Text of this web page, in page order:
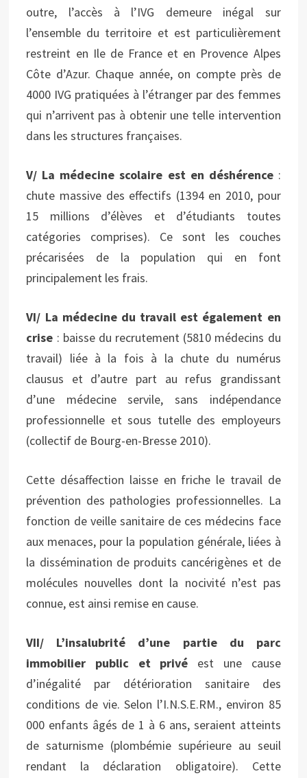
outre, l’accès à l’IVG demeure inégal sur
l’ensemble du territoire et est particulièrement
restreint en Ile de France et en Provence Alpes
Côte d’Azur. Chaque année, on compte près de
4000 IVG pratiquées à l’étranger par des femmes
qui n’arrivent pas à obtenir une telle intervention
dans les structures françaises.
V/ La médecine scolaire est en déshérence :
chute massive des effectifs (1394 en 2010, pour
15 millions d’élèves et d’étudiants toutes
catégories comprises). Ce sont les couches
précarisées de la population qui en font
principalement les frais.
VI/ La médecine du travail est également en
crise : baisse du recrutement (5810 médecins du
travail) liée à la fois à la chute du numérus
clausus et d’autre part au refus grandissant
d’une médecine servile, sans indépendance
professionnelle et sous tutelle des employeurs
(collectif de Bourg-en-Bresse 2010).
Cette désaffection laisse en friche le travail de
prévention des pathologies professionnelles. La
fonction de veille sanitaire de ces médecins face
aux menaces, pour la population générale, liées à
la dissémination de produits cancérigènes et de
molécules nouvelles dont la nocivité n’est pas
connue, est ainsi remise en cause.
VII/ L’insalubrité d’une partie du parc
immobilier public et privé est une cause
d’inégalité par détérioration sanitaire des
conditions de vie. Selon l’I.N.S.E.RM., environ 85
000 enfants âgés de 1 à 6 ans, seraient atteints
de saturnisme (plombémie supérieure au seuil
rendant la déclaration obligatoire). Cette